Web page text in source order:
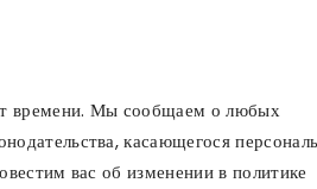
времени. Мы сообщаем о любых
касающегося
вас об изменении в политике